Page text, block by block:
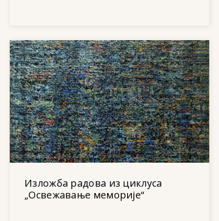
Изложба радова из циклуса
„Освежавање меморије“